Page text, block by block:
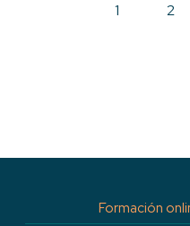
1 2
Formación